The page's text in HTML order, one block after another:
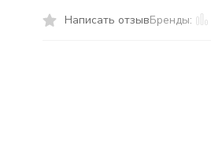
Написать отзывБренды: